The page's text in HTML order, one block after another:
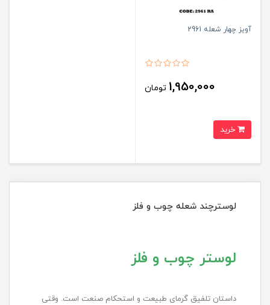
آویز چهار شعله 2961
1,950,000 تومان
لوسترچند شعله چوب و فلز
لوستر چوب و فلز
داستان تلفیق گرمای طبیعت و استحکام صنعت است. وقتی